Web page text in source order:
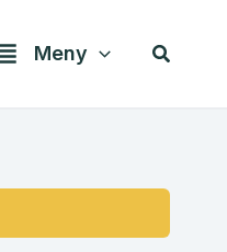
Meny Søk